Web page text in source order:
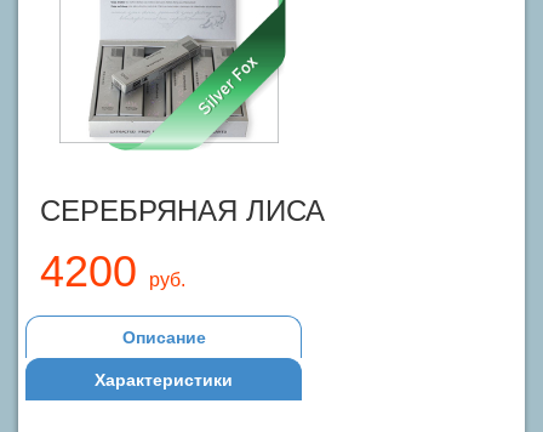
СЕРЕБРЯНАЯ ЛИСА
4200 руб.
Описание
Характеристики